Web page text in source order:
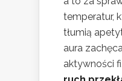
temperatur,
tłumią
aura
aktywności